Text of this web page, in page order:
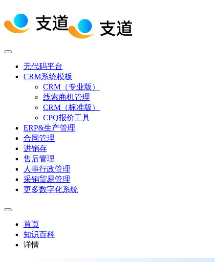
无代码平台
CRM系统模板
CRM（专业版）
线索商机管理
CRM（标准版）
CPQ报价工具
ERP&生产管理
合同管理
进销存
售后管理
人事行政管理
采销贸易管理
更多数字化系统
首页
知识百科
详情